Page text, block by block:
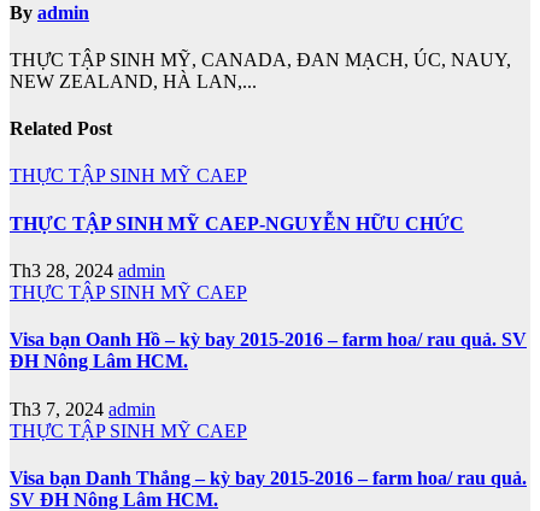
By admin
THỰC TẬP SINH MỸ, CANADA, ĐAN MẠCH, ÚC, NAUY,
NEW ZEALAND, HÀ LAN,...
Related Post
THỰC TẬP SINH MỸ CAEP
THỰC TẬP SINH MỸ CAEP-NGUYỄN HỮU CHỨC
Th3 28, 2024 admin
THỰC TẬP SINH MỸ CAEP
Visa bạn Oanh Hồ – kỳ bay 2015-2016 – farm hoa/ rau quả. SV
ĐH Nông Lâm HCM.
Th3 7, 2024 admin
THỰC TẬP SINH MỸ CAEP
Visa bạn Danh Thắng – kỳ bay 2015-2016 – farm hoa/ rau quả.
SV ĐH Nông Lâm HCM.